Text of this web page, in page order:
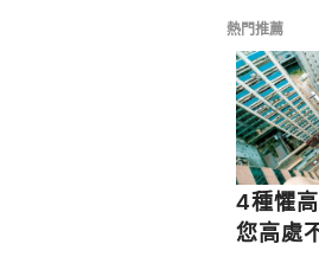
review
https://
熱門推薦
4種懼
您高處